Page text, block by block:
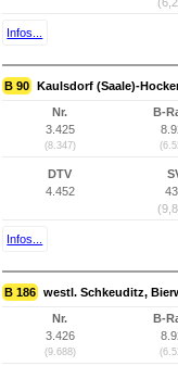
Infos...
B 90 Kaulsdorf (Saale)-
Nr.
3.425
(8.347)
B-
DTV
4.452
Infos...
B 186 westl. Schkeuditz,
Nr.
3.426
(9.688)
B-